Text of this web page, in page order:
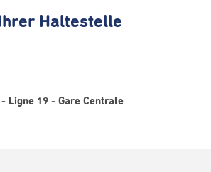
Haltestelle
Ligne 19 - Gare Centrale